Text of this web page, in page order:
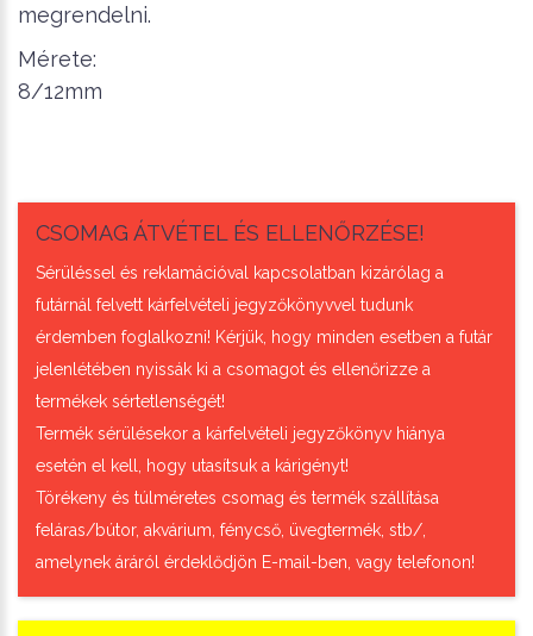
megrendelni.
Mérete:
8/12mm
CSOMAG ÁTVÉTEL ÉS ELLENŐRZÉSE!
Sérüléssel és reklamációval kapcsolatban kizárólag a
futárnál felvett kárfelvételi jegyzőkönyvvel tudunk
érdemben foglalkozni! Kérjük, hogy minden esetben a futár
jelenlétében nyissák ki a csomagot és ellenőrizze a
termékek sértetlenségét!
Termék sérülésekor a kárfelvételi jegyzőkönyv hiánya
esetén el kell, hogy utasítsuk a kárigényt!
Törékeny és túlméretes csomag és termék szállítása
feláras/bútor, akvárium, fénycső, üvegtermék, stb/,
amelynek áráról érdeklődjön E-mail-ben, vagy telefonon!